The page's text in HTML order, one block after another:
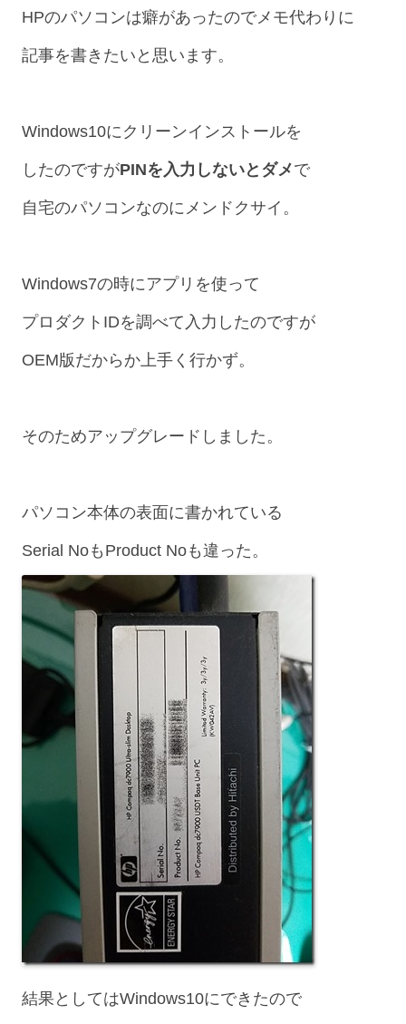
HPのパソコンは癖があったのでメモ代わりに
記事を書きたいと思います。
Windows10にクリーンインストールを
したのですがPINを入力しないとダメで
自宅のパソコンなのにメンドクサイ。
Windows7の時にアプリを使って
プロダクトIDを調べて入力したのですが
OEM版だからか上手く行かず。
そのためアップグレードしました。
パソコン本体の表面に書かれている
Serial NoもProduct Noも違った。
結果としてはWindows10にできたので